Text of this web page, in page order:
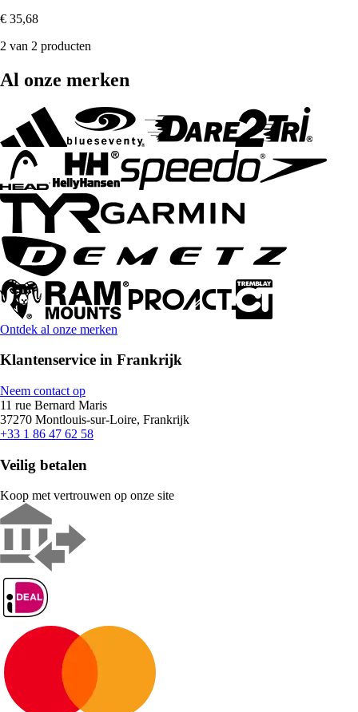
€ 35,68
2 van 2 producten
Al onze merken
Ontdek al onze merken
Klantenservice in Frankrijk
Neem contact op
11 rue Bernard Maris
37270 Montlouis-sur-Loire, Frankrijk
+33 1 86 47 62 58
Veilig betalen
Koop met vertrouwen op onze site